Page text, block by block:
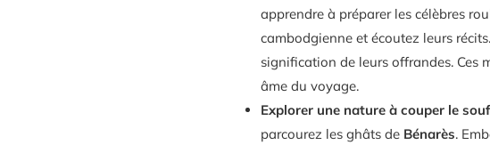
apprendre à préparer les célèbres
cambodgienne et écoutez leurs
signification de leurs offrandes. Ces
âme du voyage.
Explorer une nature à couper le
parcourez les ghâts de Bénarès.